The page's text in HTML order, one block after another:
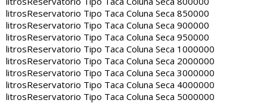
litrosReservatorio Tipo Taca Coluna Seca 850000
litrosReservatorio Tipo Taca Coluna Seca 900000
litrosReservatorio Tipo Taca Coluna Seca 950000
litrosReservatorio Tipo Taca Coluna Seca 1000000
litrosReservatorio Tipo Taca Coluna Seca 2000000
litrosReservatorio Tipo Taca Coluna Seca 3000000
litrosReservatorio Tipo Taca Coluna Seca 4000000
litrosReservatorio Tipo Taca Coluna Seca 5000000